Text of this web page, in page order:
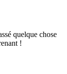
quelque chose
!